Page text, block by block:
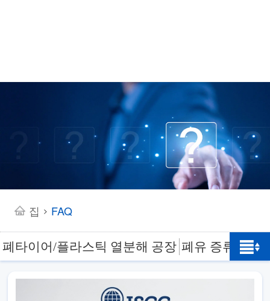
집 > FAQ
폐타이어/플라스틱 열분해 공장 폐유 증류 공장